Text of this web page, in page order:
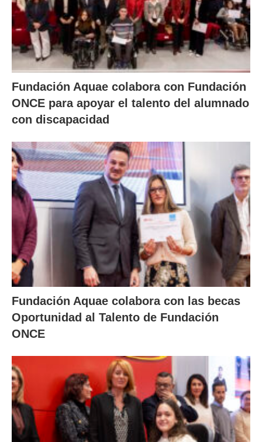
Fundación Aquae colabora con Fundación
ONCE para apoyar el talento del alumnado
con discapacidad
Fundación Aquae colabora con las becas
Oportunidad al Talento de Fundación
ONCE